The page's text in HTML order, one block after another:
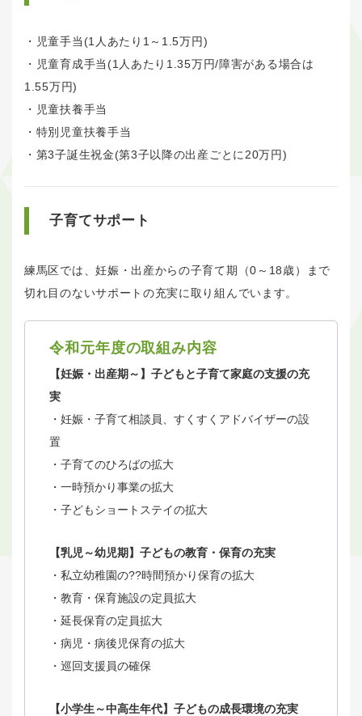
・児童手当(1人あたり1～1.5万円)
・児童育成手当(1人あたり1.35万円/障害がある場合は
1.55万円)
・児童扶養手当
・特別児童扶養手当
・第3子誕生祝金(第3子以降の出産ごとに20万円)
子育てサポート
練馬区では、妊娠・出産からの子育て期（0～18歳）まで
切れ目のないサポートの充実に取り組んでいます。
令和元年度の取組み内容
【妊娠・出産期～】子どもと子育て家庭の支援の充
実
・妊娠・子育て相談員、すくすくアドバイザーの設
置
・子育てのひろばの拡大
・一時預かり事業の拡大
・子どもショートステイの拡大
【乳児～幼児期】子どもの教育・保育の充実
・私立幼稚園の??時間預かり保育の拡大
・教育・保育施設の定員拡大
・延長保育の定員拡大
・病児・病後児保育の拡大
・巡回支援員の確保
【小学生～中高生年代】子どもの成長環境の充実